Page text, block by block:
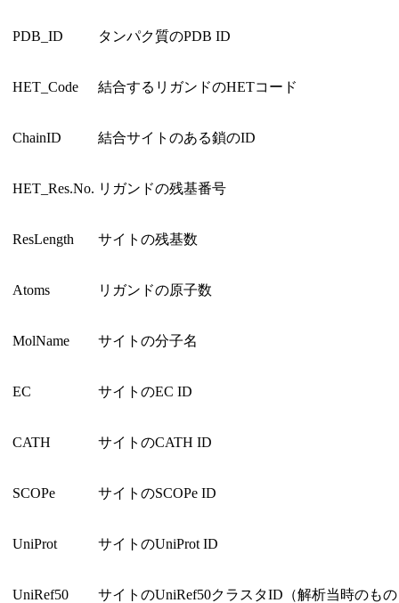
PDB_ID タンパク質のPDB ID
HET_Code 結合するリガンドのHETコード
ChainID 結合サイトのある鎖のID
HET_Res.No. リガンドの残基番号
ResLength サイトの残基数
Atoms リガンドの原子数
MolName サイトの分子名
EC サイトのEC ID
CATH サイトのCATH ID
SCOPe サイトのSCOPe ID
UniProt サイトのUniProt ID
UniRef50 サイトのUniRef50クラスタID（解析当時のも